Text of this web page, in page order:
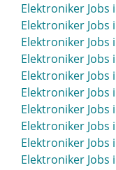
Elektroniker Jobs
Elektroniker Jobs
Elektroniker Jobs
Elektroniker Jobs
Elektroniker Jobs
Elektroniker Jobs
Elektroniker Jobs
Elektroniker Jobs
Elektroniker Jobs
Elektroniker Jobs
Elektroniker Jobs
Elektroniker Jobs
Elektroniker Jobs
Elektroniker Jobs
Elektroniker Jobs
Elektroniker Jobs
Elektroniker
Elektroniker Jobs
Elektroniker Jobs
Elektroniker Jobs